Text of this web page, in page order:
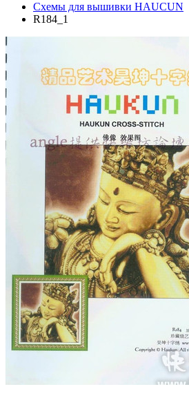
Схемы для вышивки HAUCUN
R184_1